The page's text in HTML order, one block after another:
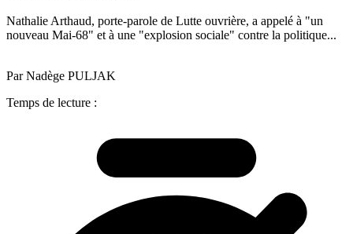
Nathalie Arthaud, porte-parole de Lutte ouvrière, a appelé à "un
nouveau Mai-68" et à une "explosion sociale" contre la politique...
Par Nadège PULJAK
Temps de lecture :